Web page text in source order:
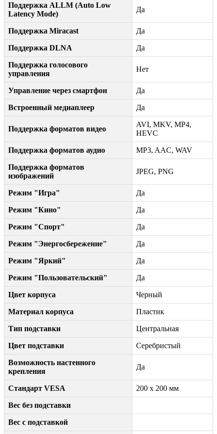
Поддержка ALLM (Auto Low
Latency Mode)
Да
Поддержка Miracast Да
Поддержка DLNA Да
Поддержка голосового
управления
Нет
Управление через смартфон Да
Встроенный медиаплеер Да
Поддержка форматов видео
AVI, MKV, MP4,
HEVC
Поддержка форматов аудио MP3, AAC, WAV
Поддержка форматов
изображений
JPEG, PNG
Режим "Игра" Да
Режим "Кино" Да
Режим "Спорт" Да
Режим "Энергосбережение" Да
Режим "Яркий" Да
Режим "Пользовательский" Да
Цвет корпуса Черный
Материал корпуса Пластик
Тип подставки Центральная
Цвет подставки Серебристый
Возможность настенного
крепления
Да
Стандарт VESA 200 x 200 мм
Вес без подставки
Вес с подставкой